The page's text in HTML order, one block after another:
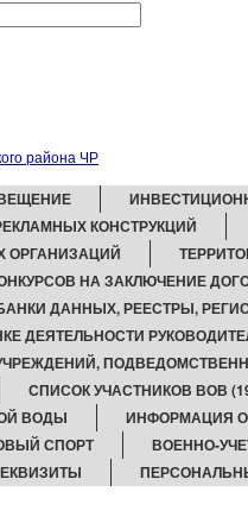
КОНСТРУКЦИЙ
ОРГАНИЗАЦИЙ
НА ЗАКЛЮЧЕНИЕ
ДАННЫХ, РЕЕСТРЫ,
ДЕЯТЕЛЬНОСТИ
СПИСОК УЧАСТНИКОВ ВОВ
ВОДЫ
ИНФОРМАЦИЯ
СПОРТ
ВОЕННО-